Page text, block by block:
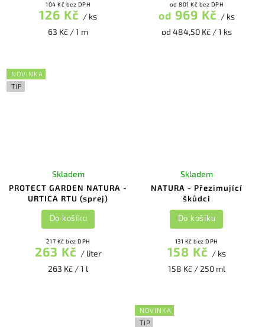
104 Kč bez DPH
126 Kč / ks
63 Kč / 1 m
od 801 Kč bez DPH
od 969 Kč / ks
od 484,50 Kč / 1 ks
NOVINKA
TIP
PROTECT GARDEN NATURA -
URTICA RTU (sprej)
Skladem
217 Kč bez DPH
263 Kč / liter
263 Kč / 1 l
Do košíku
NATURA - Přezimující
škůdci
Skladem
131 Kč bez DPH
158 Kč / ks
158 Kč / 250 ml
Do košíku
NOVINKA
TIP